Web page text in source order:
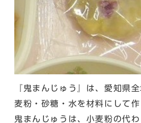
『鬼まんじゅう』は、愛知県
麦粉・砂糖・水を材料にして
鬼まんじゅうは、小麦粉の代